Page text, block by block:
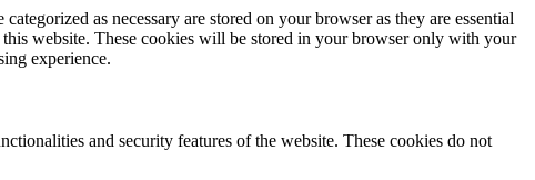
as necessary are stored on your browser as they are essential
website. These cookies will be stored in your browser only with your
experience.
and security features of the website. These cookies do not